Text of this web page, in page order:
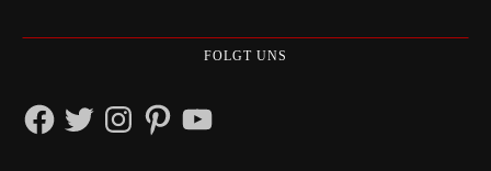
FOLGT UNS
FacebookTwitterInstagramPinterestYouTube